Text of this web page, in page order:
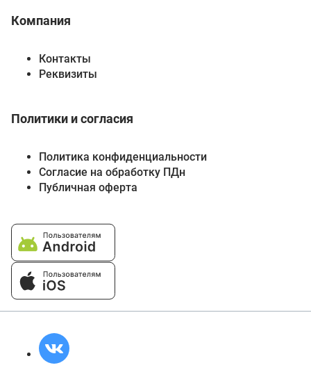
Компания
Контакты
Реквизиты
Политики и согласия
Политика конфиденциальности
Согласие на обработку ПДн
Публичная оферта